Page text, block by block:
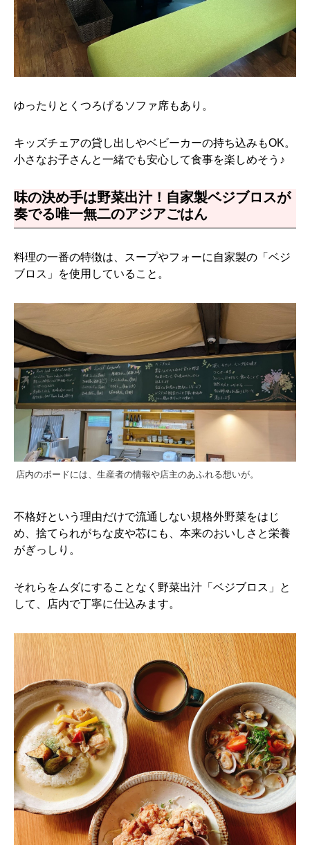
ゆったりとくつろげるソファ席もあり。
キッズチェアの貸し出しやベビーカーの持ち込みもOK。
小さなお子さんと一緒でも安心して食事を楽しめそう♪
味の決め手は野菜出汁！自家製ベジブロスが
奏でる唯一無二のアジアごはん
料理の一番の特徴は、スープやフォーに自家製の「ベジ
ブロス」を使用していること。
店内のボードには、生産者の情報や店主のあふれる想いが。
不格好という理由だけで流通しない規格外野菜をはじ
め、捨てられがちな皮や芯にも、本来のおいしさと栄養
がぎっしり。
それらをムダにすることなく野菜出汁「ベジブロス」と
して、店内で丁寧に仕込みます。